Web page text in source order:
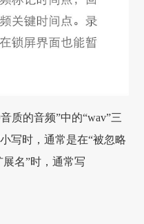
质的音频”中的“wav”三
写时，通常是在“被忽略
名”时，通常写